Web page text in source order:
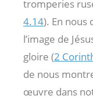
tromperies
4.14). En nous
l’image de
gloire (2
de nous
œuvre dans